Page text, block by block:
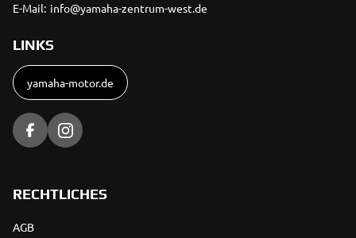
E-Mail: info@yamaha-zentrum-west.de
LINKS
yamaha-motor.de
RECHTLICHES
AGB